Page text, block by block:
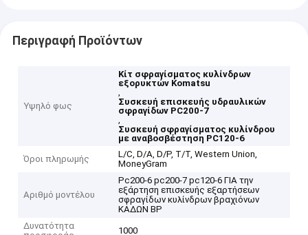
Περιγραφή Προϊόντων
Υψηλό φως
Κίτ σφραγίσματος κυλίνδρων
εξορυκτών Komatsu
,
Συσκευή επισκευής υδραυλικών
σφραγίδων PC200-7
,
Συσκευή σφραγίσματος κυλίνδρου
με αναβοσβέστηση PC120-6
Όροι πληρωμής
L/C, D/A, D/P, T/T, Western Union,
MoneyGram
Αριθμό μοντέλου
Pc200-6 pc200-7 pc120-6 ΓΙΑ την
εξάρτηση επισκευής εξαρτήσεων
σφραγίδων κυλίνδρων βραχιόνων
ΚΑΔΩΝ ΒΡ
Δυνατότητα
1000